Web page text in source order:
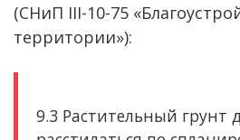
(СНиП III-10-75
территории»):
9.3 Растительный грунт